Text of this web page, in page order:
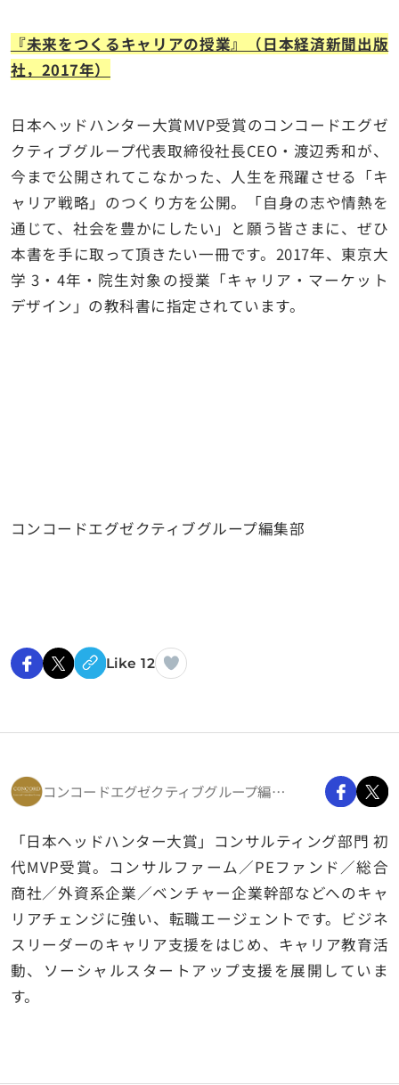
『未来をつくるキャリアの授業』（日本経済新聞出版
社，2017年）
日本ヘッドハンター大賞MVP受賞のコンコードエグゼ
クティブグループ代表取締役社長CEO・渡辺秀和が、
今まで公開されてこなかった、人生を飛躍させる「キ
ャリア戦略」のつくり方を公開。「自身の志や情熱を
通じて、社会を豊かにしたい」と願う皆さまに、ぜひ
本書を手に取って頂きたい一冊です。2017年、東京大
学 3・4年・院生対象の授業「キャリア・マーケット
デザイン」の教科書に指定されています。
コンコードエグゼクティブグループ編集部
Like 12
コンコードエグゼクティブグループ編集部
「日本ヘッドハンター大賞」コンサルティング部門 初
代MVP受賞。コンサルファーム／PEファンド／総合
商社／外資系企業／ベンチャー企業幹部などへのキャ
リアチェンジに強い、転職エージェントです。ビジネ
スリーダーのキャリア支援をはじめ、キャリア教育活
動、ソーシャルスタートアップ支援を展開していま
す。